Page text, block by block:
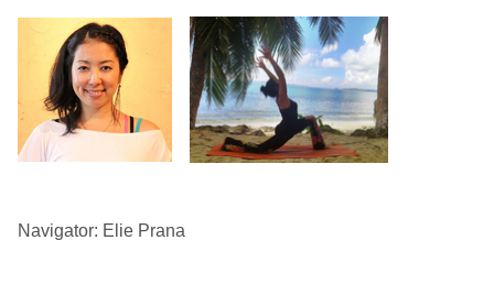
Navigator: Elie Prana